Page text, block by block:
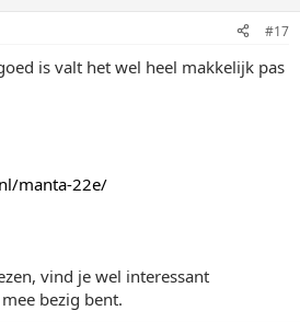
#17
is valt het wel heel makkelijk pas
manta-22e/
vind je wel interessant
bezig bent.